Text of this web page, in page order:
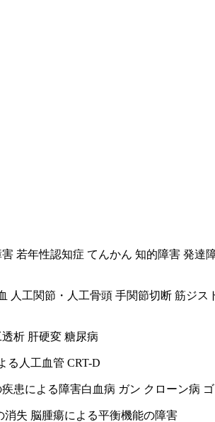
若年性認知症 てんかん 知的障害 発
人工関節・人工骨頭 手関節切断 筋ジ
透析 肝硬変 糖尿病
る人工血管 CRT-D
患による障害白血病 ガン クローン病
失 脳腫瘍による平衡機能の障害